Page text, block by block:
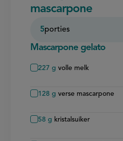
mascarpone
5porties
Mascarpone gelato
227 g volle melk
128 g verse mascarpone
58 g kristalsuiker